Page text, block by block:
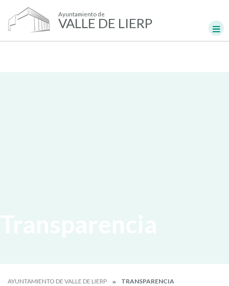
Ayuntamiento de
VALLE DE LIERP
AYUNTAMIENTO DE VALLE DE LIERP TRANSPARENCIA